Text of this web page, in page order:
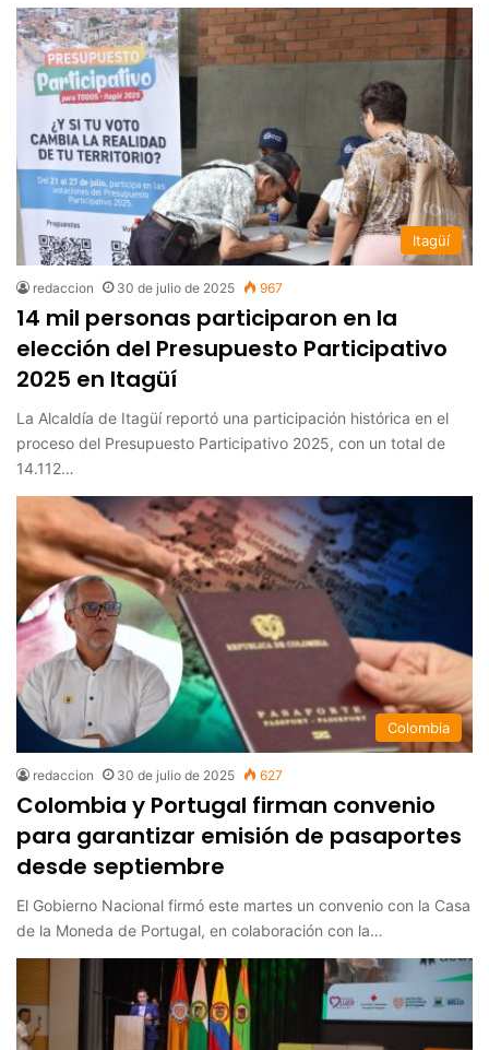
Itagüí
redaccion 30 de julio de 2025 967
14 mil personas participaron en la
elección del Presupuesto Participativo
2025 en Itagüí
La Alcaldía de Itagüí reportó una participación histórica en el
proceso del Presupuesto Participativo 2025, con un total de
14.112…
Colombia
redaccion 30 de julio de 2025 627
Colombia y Portugal firman convenio
para garantizar emisión de pasaportes
desde septiembre
El Gobierno Nacional firmó este martes un convenio con la Casa
de la Moneda de Portugal, en colaboración con la…